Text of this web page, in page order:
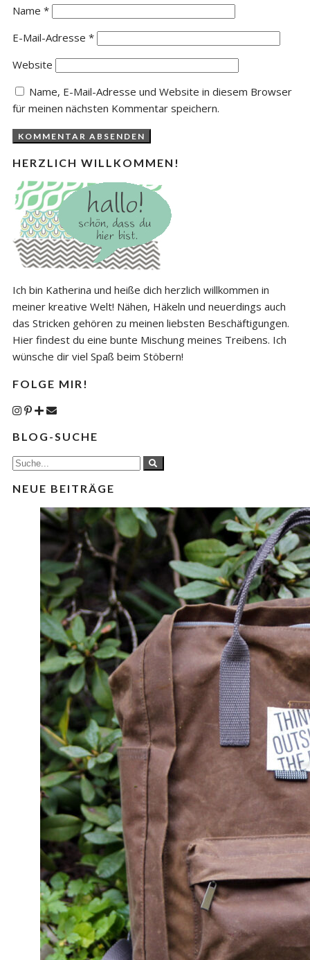
Name *
E-Mail-Adresse *
Website
Name, E-Mail-Adresse und Website in diesem Browser
für meinen nächsten Kommentar speichern.
HERZLICH WILLKOMMEN!
Ich bin Katherina und heiße dich herzlich willkommen in
meiner kreative Welt! Nähen, Häkeln und neuerdings auch
das Stricken gehören zu meinen liebsten Beschäftigungen.
Hier findest du eine bunte Mischung meines Treibens. Ich
wünsche dir viel Spaß beim Stöbern!
FOLGE MIR!
BLOG-SUCHE
NEUE BEITRÄGE